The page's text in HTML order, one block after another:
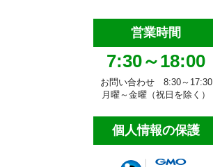
ビルメンテナンス用品
営業時間
7:30～18:00
お問い合わせ 8:30～17:30
月曜～金曜（祝日を除く）
個人情報の保護